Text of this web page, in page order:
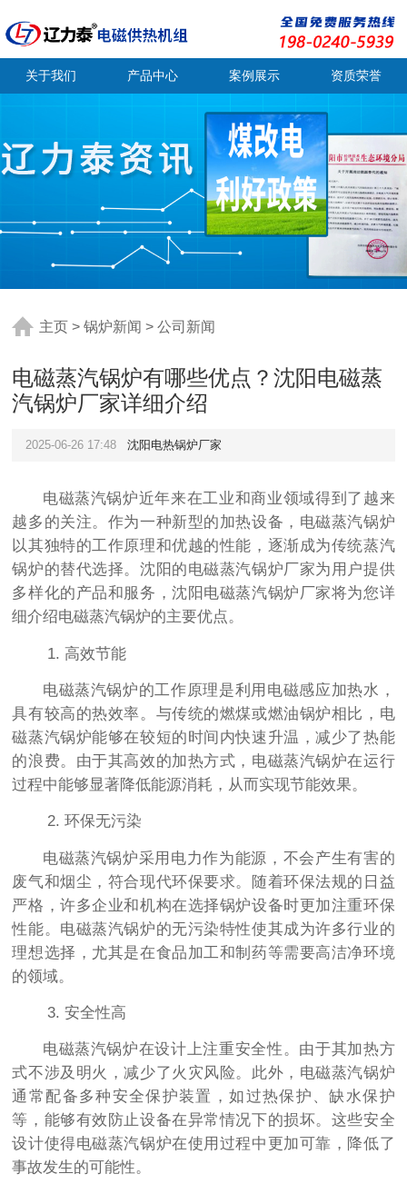
关于我们 产品中心 案例展示 资质荣誉
主页 >锅炉新闻 >公司新闻
电磁蒸汽锅炉有哪些优点？沈阳电磁蒸
汽锅炉厂家详细介绍
2025-06-26 17:48 沈阳电热锅炉厂家
电磁蒸汽锅炉近年来在工业和商业领域得到了越来
越多的关注。作为一种新型的加热设备，电磁蒸汽锅炉
以其独特的工作原理和优越的性能，逐渐成为传统蒸汽
锅炉的替代选择。沈阳的电磁蒸汽锅炉厂家为用户提供
多样化的产品和服务，沈阳电磁蒸汽锅炉厂家将为您详
细介绍电磁蒸汽锅炉的主要优点。
1. 高效节能
电磁蒸汽锅炉的工作原理是利用电磁感应加热水，
具有较高的热效率。与传统的燃煤或燃油锅炉相比，电
磁蒸汽锅炉能够在较短的时间内快速升温，减少了热能
的浪费。由于其高效的加热方式，电磁蒸汽锅炉在运行
过程中能够显著降低能源消耗，从而实现节能效果。
2. 环保无污染
电磁蒸汽锅炉采用电力作为能源，不会产生有害的
废气和烟尘，符合现代环保要求。随着环保法规的日益
严格，许多企业和机构在选择锅炉设备时更加注重环保
性能。电磁蒸汽锅炉的无污染特性使其成为许多行业的
理想选择，尤其是在食品加工和制药等需要高洁净环境
的领域。
3. 安全性高
电磁蒸汽锅炉在设计上注重安全性。由于其加热方
式不涉及明火，减少了火灾风险。此外，电磁蒸汽锅炉
通常配备多种安全保护装置，如过热保护、缺水保护
等，能够有效防止设备在异常情况下的损坏。这些安全
设计使得电磁蒸汽锅炉在使用过程中更加可靠，降低了
事故发生的可能性。